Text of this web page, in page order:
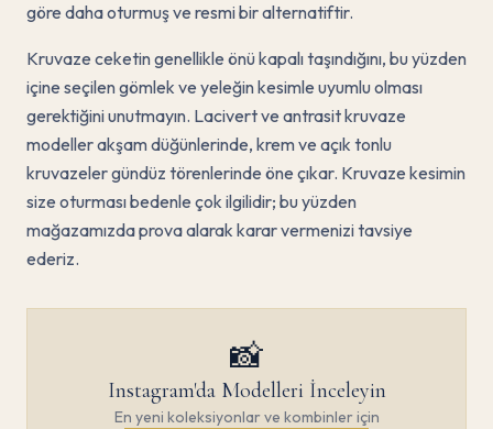
göre daha oturmuş ve resmi bir alternatiftir.
Kruvaze ceketin genellikle önü kapalı taşındığını, bu yüzden
içine seçilen gömlek ve yeleğin kesimle uyumlu olması
gerektiğini unutmayın. Lacivert ve antrasit kruvaze
modeller akşam düğünlerinde, krem ve açık tonlu
kruvazeler gündüz törenlerinde öne çıkar. Kruvaze kesimin
size oturması bedenle çok ilgilidir; bu yüzden
mağazamızda prova alarak karar vermenizi tavsiye
ederiz.
📸
Instagram'da Modelleri İnceleyin
En yeni koleksiyonlar ve kombinler için